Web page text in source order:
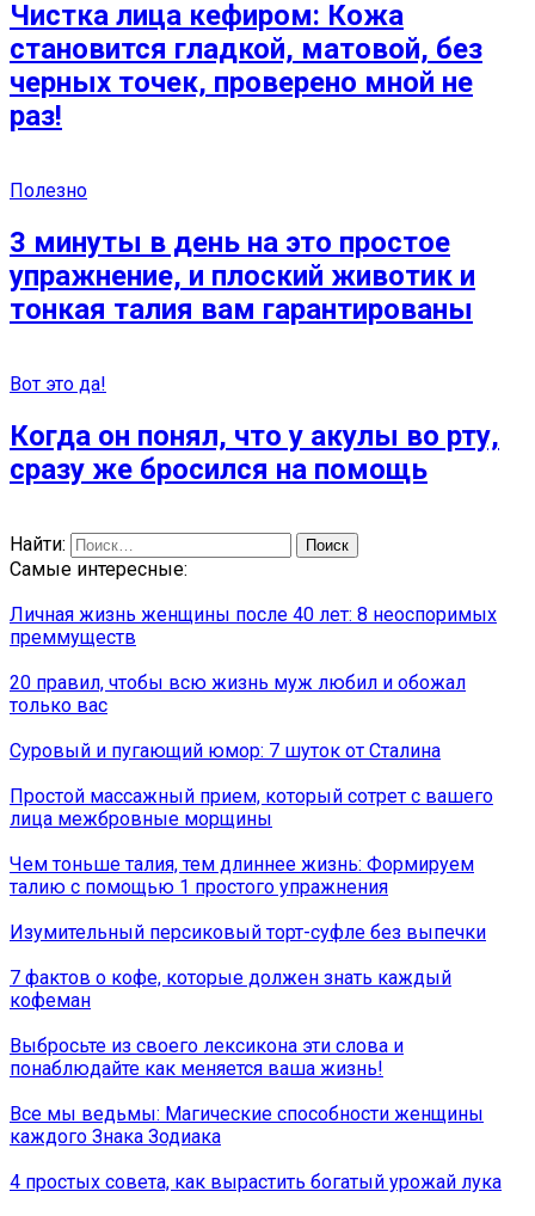
Чистка лица кефиром: Кожа
становится гладкой, матовой, без
черных точек, проверено мной не
раз!
Полезно
3 минуты в день на это простое
упражнение, и плоский животик и
тонкая талия вам гарантированы
Вот это да!
Когда он понял, что у акулы во рту,
сразу же бросился на помощь
Найти:
Самые интересные:
Личная жизнь женщины после 40 лет: 8 неоспоримых
преммуществ
20 правил, чтобы всю жизнь муж любил и обожал
только вас
Суровый и пугающий юмор: 7 шуток от Сталина
Простой массажный прием, который сотрет с вашего
лица межбровные морщины
Чем тоньше талия, тем длиннее жизнь: Формируем
талию с помощью 1 простого упражнения
Изумительный персиковый торт-суфле без выпечки
7 фактов о кофе, которые должен знать каждый
кофеман
Выбросьте из своего лексикона эти слова и
понаблюдайте как меняется ваша жизнь!
Все мы ведьмы: Магические способности женщины
каждого Знака Зодиака
4 простых совета, как вырастить богатый урожай лука